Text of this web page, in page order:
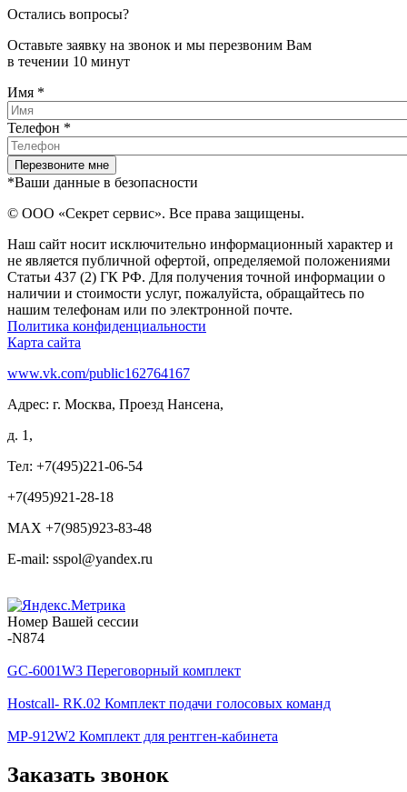
Остались вопросы?
Оставьте заявку на звонок и мы перезвоним Вам
в течении 10 минут
Имя *
Телефон *
*Ваши данные в безопасности
© ООО «Секрет сервис». Все права защищены.
Наш сайт носит исключительно информационный характер и
не является публичной офертой, определяемой положениями
Статьи 437 (2) ГК РФ. Для получения точной информации о
наличии и стоимости услуг, пожалуйста, обращайтесь по
нашим телефонам или по электронной почте.
Политика конфиденциальности
Карта сайта
www.vk.com/public162764167
Адрес: г. Москва, Проезд Нансена,
д. 1,
Тел: +7(495)221-06-54
+7(495)921-28-18
MAX +7(985)923-83-48
E-mail: sspol@yandex.ru
Номер Вашей сессии
-N874
GC-6001W3 Переговорный комплект
Hostcall- RК.02 Комплект подачи голосовых команд
MP-912W2 Комплект для рентген-кабинета
Заказать звонок